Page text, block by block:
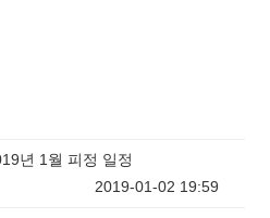
년 1월 피정 일정
2019-01-02 19:59